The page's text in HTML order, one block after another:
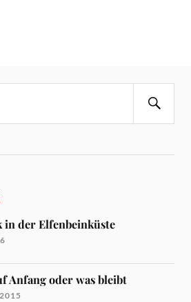
in der Elfenbeinküste
Anfang oder was bleibt